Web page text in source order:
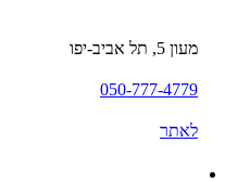
מעון 5, תל אביב-יפו
050-777-4779
לאתר